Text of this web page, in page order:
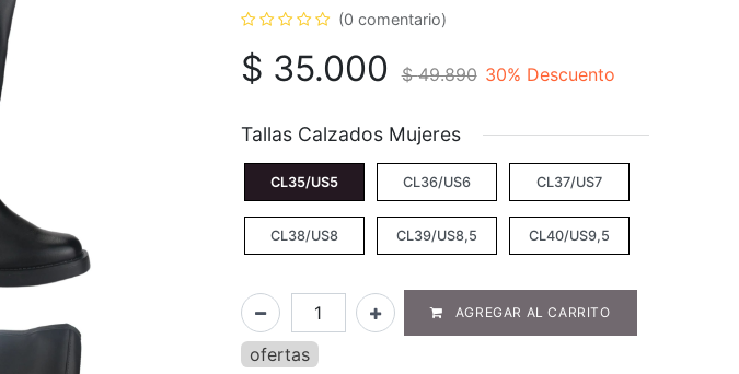
(0 comentario)
$ 35.000 $49.890 30% Descuento
Tallas Calzados Mujeres
CL35/US5 CL36/US6 CL37/US7
CL38/US8 CL39/US8,5 CL40/US9,5
AGREGAR AL CARRITO
ofertas